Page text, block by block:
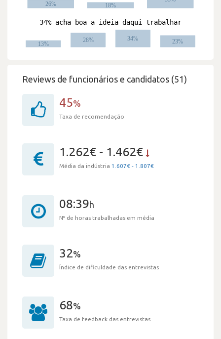
Reviews de funcionários e candidatos (51)
45%
Taxa de recomendação
1.262€ - 1.462€
Média da indústria 1.607€ - 1.807€
08:39h
Nº de horas trabalhadas em média
32%
Índice de dificuldade das entrevistas
68%
Taxa de feedback das entrevistas